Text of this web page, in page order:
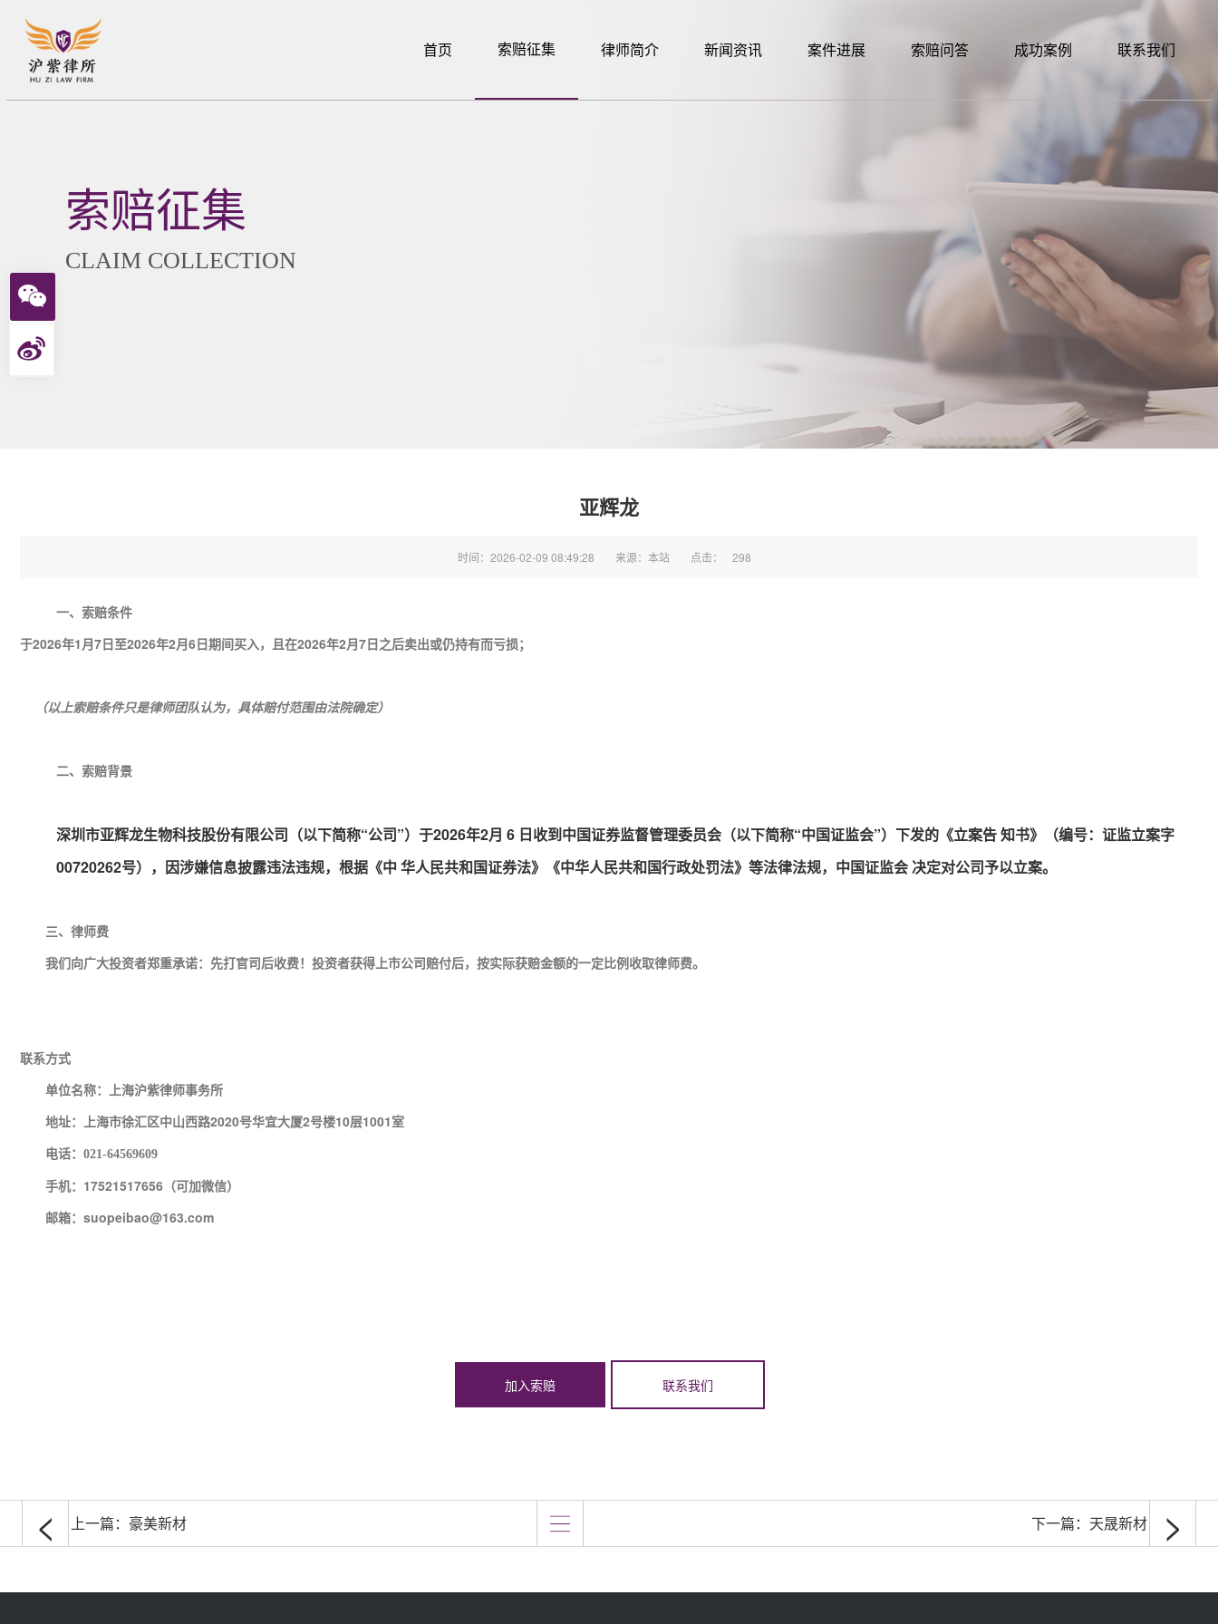
首页 索赔征集 律师简介 新闻资讯 案件进展 索赔问答 成功案例 联系我们
索赔征集
CLAIM COLLECTION
亚辉龙
时间：2026-02-09 08:49:28 来源：本站 点击： 298
一、索赔条件
于2026年1月7日至2026年2月6日期间买入，且在2026年2月7日之后卖出或仍持有而亏损；
（以上索赔条件只是律师团队认为，具体赔付范围由法院确定）
二、索赔背景
深圳市亚辉龙生物科技股份有限公司（以下简称“公司”）于2026年2月 6 日收到中国证券监督管理委员会（以下简称“中国证监会”）下发的《立案告 知书》（编号：证监立案字
00720262号），因涉嫌信息披露违法违规，根据《中 华人民共和国证券法》《中华人民共和国行政处罚法》等法律法规，中国证监会 决定对公司予以立案。
三、律师费
我们向广大投资者郑重承诺：先打官司后收费！投资者获得上市公司赔付后，按实际获赔金额的一定比例收取律师费。
联系方式
单位名称：上海沪紫律师事务所
地址：上海市徐汇区中山西路2020号华宜大厦2号楼10层1001室
电话： 021-64569609
手机：17521517656（可加微信）
邮箱：suopeibao@163.com
加入索赔 联系我们
< 上一篇： 豪美新材 >
下一篇： 天晟新材